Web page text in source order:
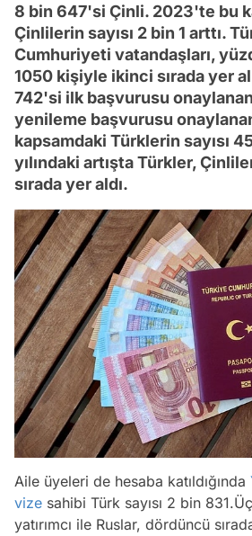
8 bin 647'si Çinli. 2023'te bu
Çinlilerin sayısı 2 bin 1 arttı.
Cumhuriyeti vatandaşları,
1050 kişiyle ikinci sırada yer
742'si ilk başvurusu
yenileme başvurusu
kapsamdaki Türklerin sayısı
yılındaki artışta Türkler,
sırada yer aldı.
Aile üyeleri de hesaba katıldığında
vize sahibi Türk sayısı 2 bin
yatırımcı ile Ruslar, dördüncü